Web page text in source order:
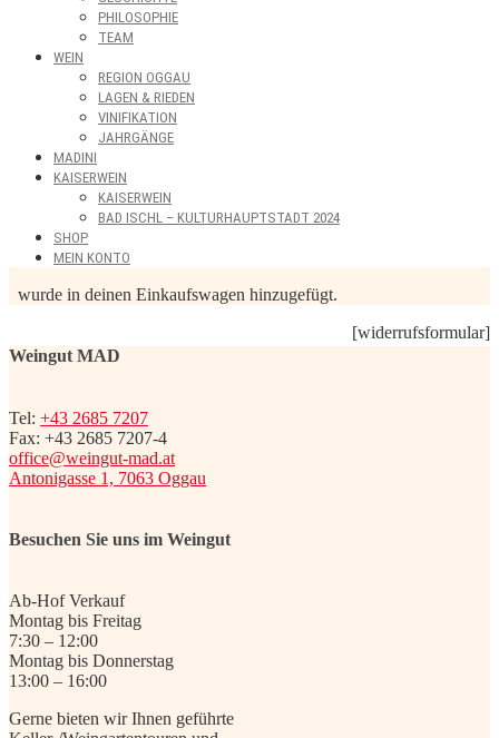
PHILOSOPHIE
TEAM
WEIN
REGION OGGAU
LAGEN & RIEDEN
VINIFIKATION
JAHRGÄNGE
MADINI
KAISERWEIN
KAISERWEIN
BAD ISCHL – KULTURHAUPTSTADT 2024
SHOP
MEIN KONTO
wurde in deinen Einkaufswagen hinzugefügt.
[widerrufsformular]
Weingut MAD
Tel: +43 2685 7207
Fax: +43 2685 7207-4
office@weingut-mad.at
Antonigasse 1, 7063 Oggau
Besuchen Sie uns im Weingut
Ab-Hof Verkauf
Montag bis Freitag
7:30 – 12:00
Montag bis Donnerstag
13:00 – 16:00
Gerne bieten wir Ihnen geführte